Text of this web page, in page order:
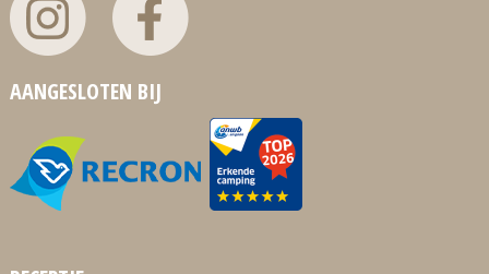
AANGESLOTEN BIJ